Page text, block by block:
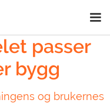
passer
bygg
og brukernes